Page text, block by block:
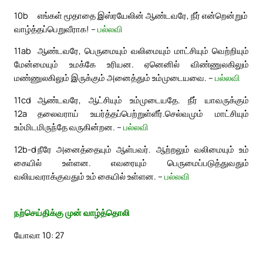
10b
எங்கள் மூதாதை இஸ்ரயேலின் ஆண்டவரே, நீர் என்றென்றும்
வாழ்த்தப்பெறுவீராக! – பல்லவி
11ab ஆண்டவரே, பெருமையும் வலிமையும் மாட்சியும் வெற்றியும்
மேன்மையும் உமக்கே உரியன. ஏனெனில் விண்ணுலகிலும்
மண்ணுலகிலும் இருக்கும் அனைத்தும் உம்முடையவை. – பல்லவி
11cd ஆண்டவரே, ஆட்சியும் உம்முடையதே. நீர் யாவருக்கும்
தலைவராய் உயர்த்தப்பெற்றுள்ளீர்.
12a
செல்வமும் மாட்சியும்
உம்மிடமிருந்தே வருகின்றன. – பல்லவி
12b-dநீரே அனைத்தையும் ஆள்பவர். ஆற்றலும் வலிமையும் உம்
கையில் உள்ளன. எவரையும் பெருமைப்படுத்துவதும்
வலியவராக்குவதும் உம் கையில் உள்ளன. – பல்லவி
நற்செய்திக்கு முன் வாழ்த்தொலி
யோவா 10: 27